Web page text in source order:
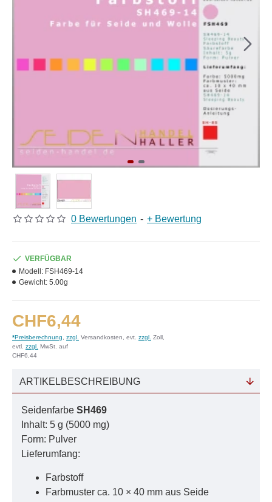
0 Bewertungen - + Bewertung
CHF6,44
*Preisberechnung zzgl. Versandkosten, evt. zzgl. Zoll,
evtl. zzgl. MwSt. auf
CHF6,44
VERFÜGBAR
Modell: FSH469-14
Gewicht: 5.00g
ARTIKELBESCHREIBUNG
Seidenfarbe SH469
Inhalt: 5 g (5000 mg)
Form: Pulver
Lieferumfang:
Farbstoff
Farbmuster ca. 10 × 40 mm aus Seide